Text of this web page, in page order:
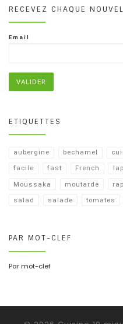
RECEVEZ CHAQUE
Email
ETIQUETTES
aubergine bechamel
facile
fast French
Moussaka
moutarde
salad
salade tomates
PAR MOT-CLEF
Par mot-clef